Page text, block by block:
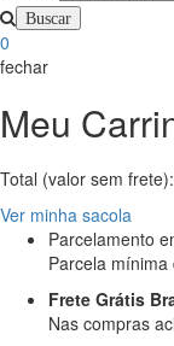
0
fechar
Meu
Total (valor sem frete):
Ver minha sacola
Parcelamento
Parcela mínima
Frete Grátis
Nas compras